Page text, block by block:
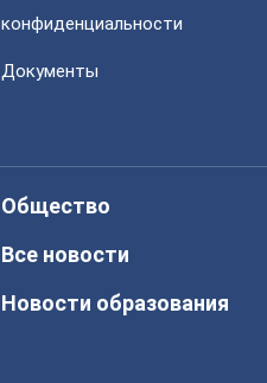
конфиденциальности
Документы
Общество
Все новости
Новости образования